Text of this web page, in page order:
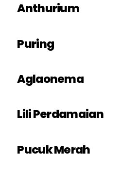
Anthurium
Puring
Aglaonema
Lili Perdamaian
Pucuk Merah